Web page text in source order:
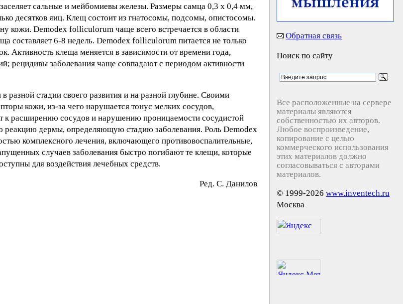
сальные и мейбомиевы железы. Размеры самца 0,3 х 0,4 мм,
десятков яиц. Клещ состоит из гнатосомы, подсомы, опистосомы.
кожи. Demodex folliculorum чаще всего встречается в области
составляет 6-8 недель. Demodex folliculorum питается не только
Активность клеща меняется в зависимости от времени года,
рецидивы заболевания чаще совпадают с периодом активности
стадии своего развития и на разной глубине. Своими
кожи, из-за чего нарушается тонус мелких сосудов,
к расширению сосудов и нарушению проницаемости сосудистой
реакцию дермы, определяющую стадию заболевания. Роль Demodex
комплексного лечения, включающего противовоспалительные,
случаев заболевания быстро погибают те клещи, которые
для воздействия лечебных средств.
Ред. C. Дaнилoв
Обратная связь
Поиск по сайту
Все расположенные на сервере
материалы являются
собственностью их авторов.
Любое воспроизведение,
копирование с целью
коммерческого использования
этих материалов должно
согласовываться с авторами
материалов.
© 1999-2026 www.inventech.ru
Москва